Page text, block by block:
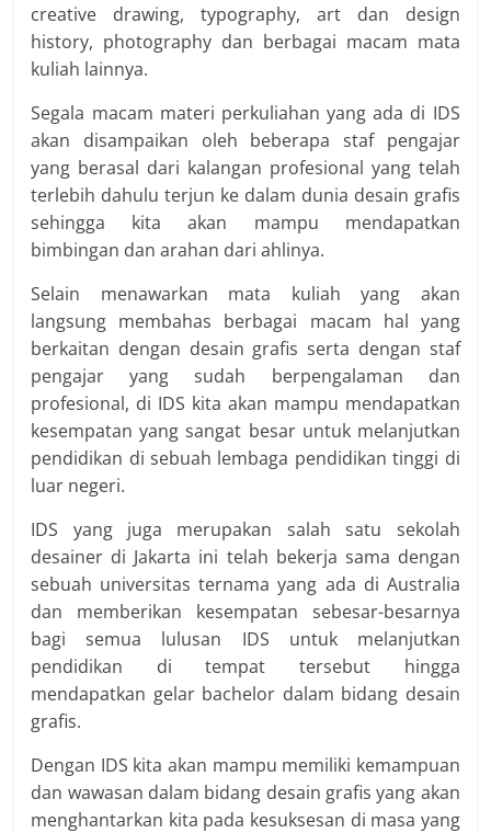
creative drawing, typography, art dan design
history, photography dan berbagai macam mata
kuliah lainnya.
Segala macam materi perkuliahan yang ada di IDS
akan disampaikan oleh beberapa staf pengajar
yang berasal dari kalangan profesional yang telah
terlebih dahulu terjun ke dalam dunia desain grafis
sehingga kita akan mampu mendapatkan
bimbingan dan arahan dari ahlinya.
Selain menawarkan mata kuliah yang akan
langsung membahas berbagai macam hal yang
berkaitan dengan desain grafis serta dengan staf
pengajar yang sudah berpengalaman dan
profesional, di IDS kita akan mampu mendapatkan
kesempatan yang sangat besar untuk melanjutkan
pendidikan di sebuah lembaga pendidikan tinggi di
luar negeri.
IDS yang juga merupakan salah satu sekolah
desainer di Jakarta ini telah bekerja sama dengan
sebuah universitas ternama yang ada di Australia
dan memberikan kesempatan sebesar-besarnya
bagi semua lulusan IDS untuk melanjutkan
pendidikan di tempat tersebut hingga
mendapatkan gelar bachelor dalam bidang desain
grafis.
Dengan IDS kita akan mampu memiliki kemampuan
dan wawasan dalam bidang desain grafis yang akan
menghantarkan kita pada kesuksesan di masa yang